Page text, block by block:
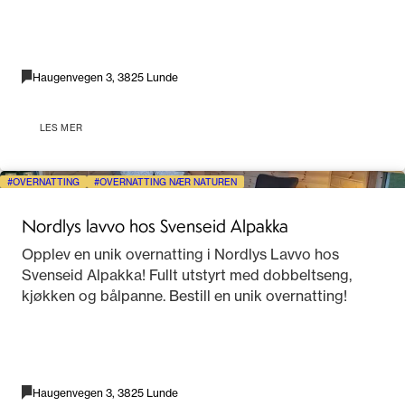
Haugenvegen 3, 3825 Lunde
LES MER
OVERNATTING OVERNATTING NÆR NATUREN
Nordlys lavvo hos Svenseid Alpakka
Opplev en unik overnatting i Nordlys Lavvo hos
Svenseid Alpakka! Fullt utstyrt med dobbeltseng,
kjøkken og bålpanne. Bestill en unik overnatting!
Haugenvegen 3, 3825 Lunde